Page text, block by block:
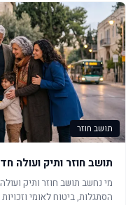
תושב חוזר
תושב חוזר ותיק ועולה
מי נחשב תושב חוזר ותיק
הסתגלות, ביטוח לאומי